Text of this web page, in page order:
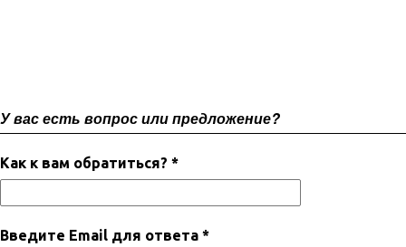
У вас есть вопрос или предложение?
Как к вам обратиться? *
Введите Email для ответа *